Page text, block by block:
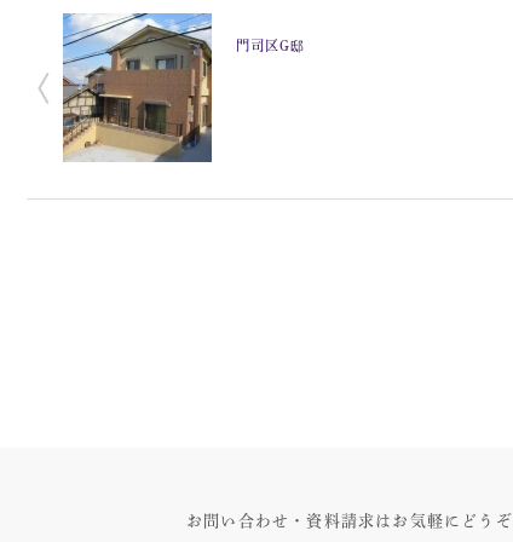
門司区G邸
お問い合わせ・資料請求はお気軽にどうぞ